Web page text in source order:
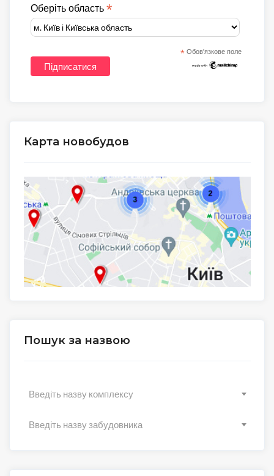
Оберіть область *
* Обов'язкове поле
Карта новобудов
Пошук за назвою
Введіть назву комплексу
Введіть назву забудовника